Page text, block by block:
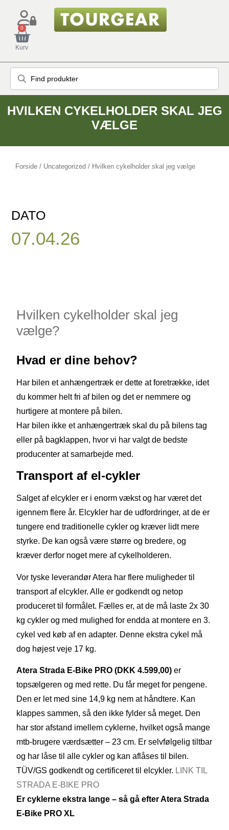
0
Kurv
HVILKEN CYKELHOLDER SKAL JEG
VÆLGE
Forside / Uncategorized / Hvilken cykelholder skal jeg vælge
DATO
07.04.26
Hvilken cykelholder skal jeg
vælge?
Hvad er dine behov?
Har bilen et anhængertræk er dette at foretrække, idet
du kommer helt fri af bilen og det er nemmere og
hurtigere at montere på bilen.
Har bilen ikke et anhængertræk skal du på bilens tag
eller på bagklappen, hvor vi har valgt de bedste
producenter at samarbejde med.
Transport af el-cykler
Salget af elcykler er i enorm vækst og har været det
igennem flere år. Elcykler har de udfordringer, at de er
tungere end traditionelle cykler og kræver lidt mere
styrke. De kan også være større og bredere, og
kræver derfor noget mere af cykelholderen.
Vor tyske leverandør Atera har flere muligheder til
transport af elcykler. Alle er godkendt og netop
produceret til formålet. Fælles er, at de må laste 2x 30
kg cykler og med mulighed for endda at montere en 3.
cykel ved køb af en adapter. Denne ekstra cykel må
dog højest veje 17 kg.
AteraStrada E-Bike PRO (DKK 4.599,00)er
topsælgeren og med rette. Du får meget for pengene.
Den er let med sine 14,9 kg nem at håndtere. Kan
klappes sammen, så den ikke fylder så meget. Den
har stor afstand imellem cyklerne, hvilket også mange
mtb-brugere værdsætter – 23 cm. Er selvfølgelig tiltbar
og har låse til alle cykler og kan aflåses til bilen.
TÜV/GS godkendt og certificeret til elcykler. LINK TIL
STRADA E-BIKE PRO
Er cyklerne ekstra lange – så gå efter Atera Strada
E-Bike PRO XL